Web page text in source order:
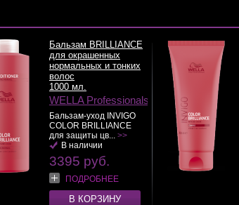
Бальзам BRILLIANCE
для окрашенных
нормальных и тонких
волос
1000 мл.
WELLA Professionals
Бальзам-уход INVIGO
COLOR BRILLIANCE
для защиты цв... >>
В наличии
3395 руб.
ПОДРОБНЕЕ
В КОРЗИНУ